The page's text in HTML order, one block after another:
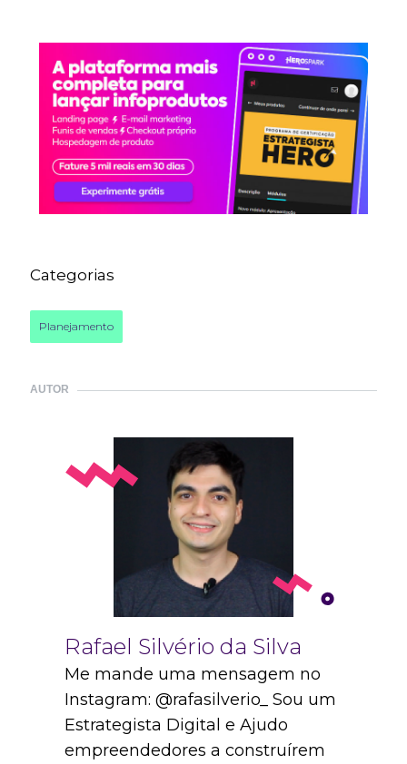
Categorias
Planejamento
AUTOR
Rafael Silvério da Silva
Me mande uma mensagem no
Instagram: @rafasilverio_ Sou um
Estrategista Digital e Ajudo
empreendedores a construírem